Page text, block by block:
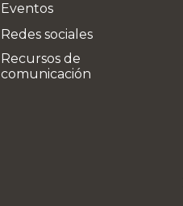
Eventos
Redes sociales
Recursos de
comunicación